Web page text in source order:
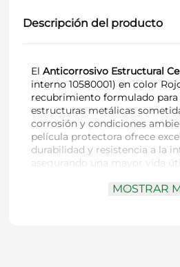
Descripción del producto
El Anticorrosivo Estructural
interno 10580001) en color
recubrimiento formulado
estructuras metálicas
corrosión y condiciones
película protectora ofrece
durabilidad y resistencia a la
asegurando una mayor vida
MOSTRAR